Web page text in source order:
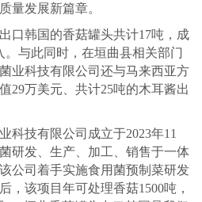
量发展新篇章。
韩国的香菇罐头共计17吨，成
与此同时，在垣曲县相关部门
业科技有限公司还与马来西亚方
29万美元、共计25吨的木耳酱出
技有限公司成立于2023年11
研发、生产、加工、销售于一体
公司着手实施食用菌预制菜研发
，该项目年可处理香菇1500吨，